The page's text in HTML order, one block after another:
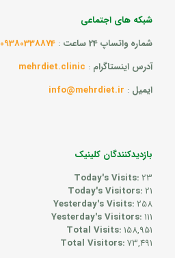
شبکه های اجتماعی
شماره واتساپ 24 ساعت
:
09380338874
آدرس اینستاگرام :
mehrdiet.clinic
ایمیل :
info@mehrdiet.ir
بازدیدکنندگان کلینیک
Today's Visits:23
Today's Visitors:21
Yesterday's Visits:258
Yesterday's Visitors:111
Total Visits:158,951
Total Visitors:73,491